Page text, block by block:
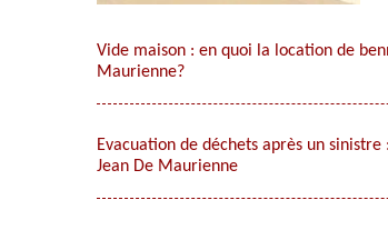
Vide maison : en quoi la location de
Maurienne?
Evacuation de déchets après un
Jean De Maurienne